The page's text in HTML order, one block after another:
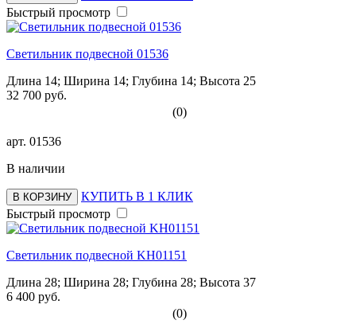
Быстрый просмотр
Светильник подвесной 01536
Длина 14; Ширина 14; Глубина 14; Высота 25
32 700 руб.
(0)
арт. 01536
В наличии
В КОРЗИНУ
КУПИТЬ В 1 КЛИК
Быстрый просмотр
Светильник подвесной KH01151
Длина 28; Ширина 28; Глубина 28; Высота 37
6 400 руб.
(0)